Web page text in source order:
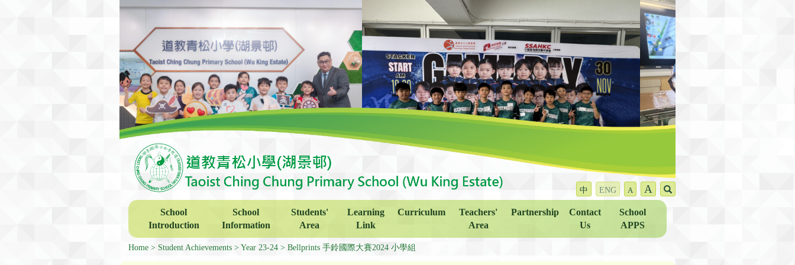
中 ENG A A
School
Introduction
School
Information
Students'
Area
Learning
Link
Curriculum
Teachers'
Area
Partnership
Contact
Us
School
APPS
Home Student Achievements Year 23-24 Bellprints 手鈴國際大賽2024 小學組